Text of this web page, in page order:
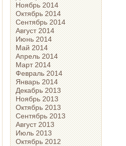
Ноябрь 2014
Октябрь 2014
Сентябрь 2014
Август 2014
Июнь 2014
Май 2014
Апрель 2014
Март 2014
Февраль 2014
Январь 2014
Декабрь 2013
Ноябрь 2013
Октябрь 2013
Сентябрь 2013
Август 2013
Июль 2013
Октябрь 2012